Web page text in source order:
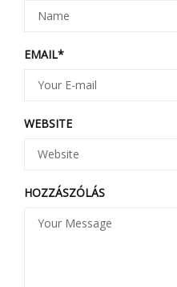
EMAIL*
WEBSITE
HOZZÁSZÓLÁS